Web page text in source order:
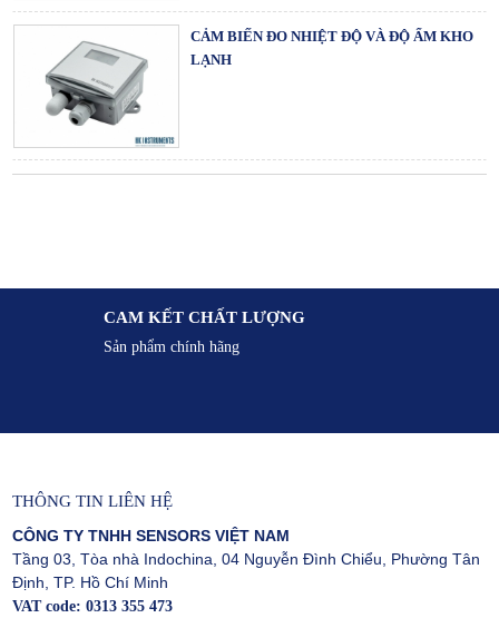
CẢM BIẾN ĐO NHIỆT ĐỘ VÀ ĐỘ ẨM KHO
LẠNH
ROOM THERMOSTAT
CAM KẾT CHẤT LƯỢNG
Sản phẩm chính hãng
THÔNG TIN LIÊN HỆ
CÔNG TY TNHH SENSORS VIỆT NAM
Tầng 03, Tòa nhà Indochina, 04 Nguyễn Đình Chiểu, Phường Tân
Định,TP. Hồ Chí Minh
VAT code: 0313 355 473